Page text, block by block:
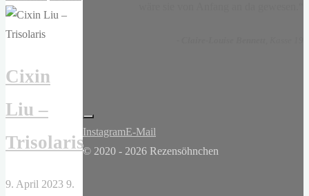
Cixin
Liu –
Trisolaris
9. April 2023 9.
InstagramE-Mail
© 2020 - 2026 Rezensöhnchen